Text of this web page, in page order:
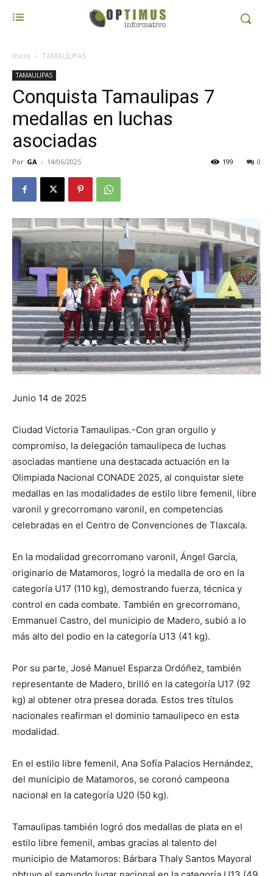
Inicio TAMAULIPAS
TAMAULIPAS
Conquista Tamaulipas 7
medallas en luchas
asociadas
Por GA - 14/06/2025 0
199
Junio 14 de 2025
Ciudad Victoria Tamaulipas.-Con gran orgullo y
compromiso, la delegación tamaulipeca de luchas
asociadas mantiene una destacada actuación en la
Olimpiada Nacional CONADE 2025, al conquistar siete
medallas en las modalidades de estilo libre femenil, libre
varonil y grecorromano varonil, en competencias
celebradas en el Centro de Convenciones de Tlaxcala.
En la modalidad grecorromano varonil, Ángel García,
originario de Matamoros, logró la medalla de oro en la
categoría U17 (110 kg), demostrando fuerza, técnica y
control en cada combate. También en grecorromano,
Emmanuel Castro, del municipio de Madero, subió a lo
más alto del podio en la categoría U13 (41 kg).
Por su parte, José Manuel Esparza Ordóñez, también
representante de Madero, brilló en la categoría U17 (92
kg) al obtener otra presea dorada. Estos tres títulos
nacionales reafirman el dominio tamaulipeco en esta
modalidad.
En el estilo libre femenil, Ana Sofía Palacios Hernández,
del municipio de Matamoros, se coronó campeona
nacional en la categoría U20 (50 kg).
Tamaulipas también logró dos medallas de plata en el
estilo libre femenil, ambas gracias al talento del
municipio de Matamoros: Bárbara Thaly Santos Mayoral